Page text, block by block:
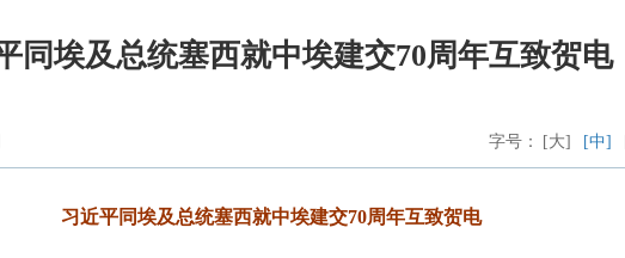
同埃及总统塞西就中埃建交70周年互致贺电
字号： [大] [中]
习近平同埃及总统塞西就中埃建交70周年互致贺电